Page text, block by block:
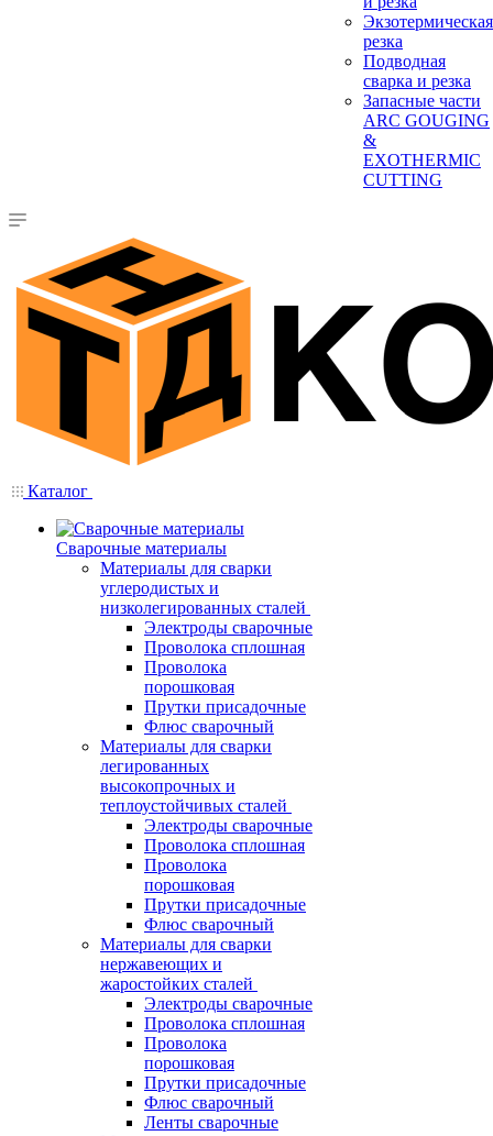
Экзотермическая
резка
Подводная
сварка и резка
Запасные части
ARC GOUGING
&
EXOTHERMIC
CUTTING
Каталог
Сварочные материалы
Материалы для сварки
углеродистых и
низколегированных сталей
Электроды сварочные
Проволока сплошная
Проволока
порошковая
Прутки присадочные
Флюс сварочный
Материалы для сварки
легированных
высокопрочных и
теплоустойчивых сталей
Электроды сварочные
Проволока сплошная
Проволока
порошковая
Прутки присадочные
Флюс сварочный
Материалы для сварки
нержавеющих и
жаростойких сталей
Электроды сварочные
Проволока сплошная
Проволока
порошковая
Прутки присадочные
Флюс сварочный
Ленты сварочные